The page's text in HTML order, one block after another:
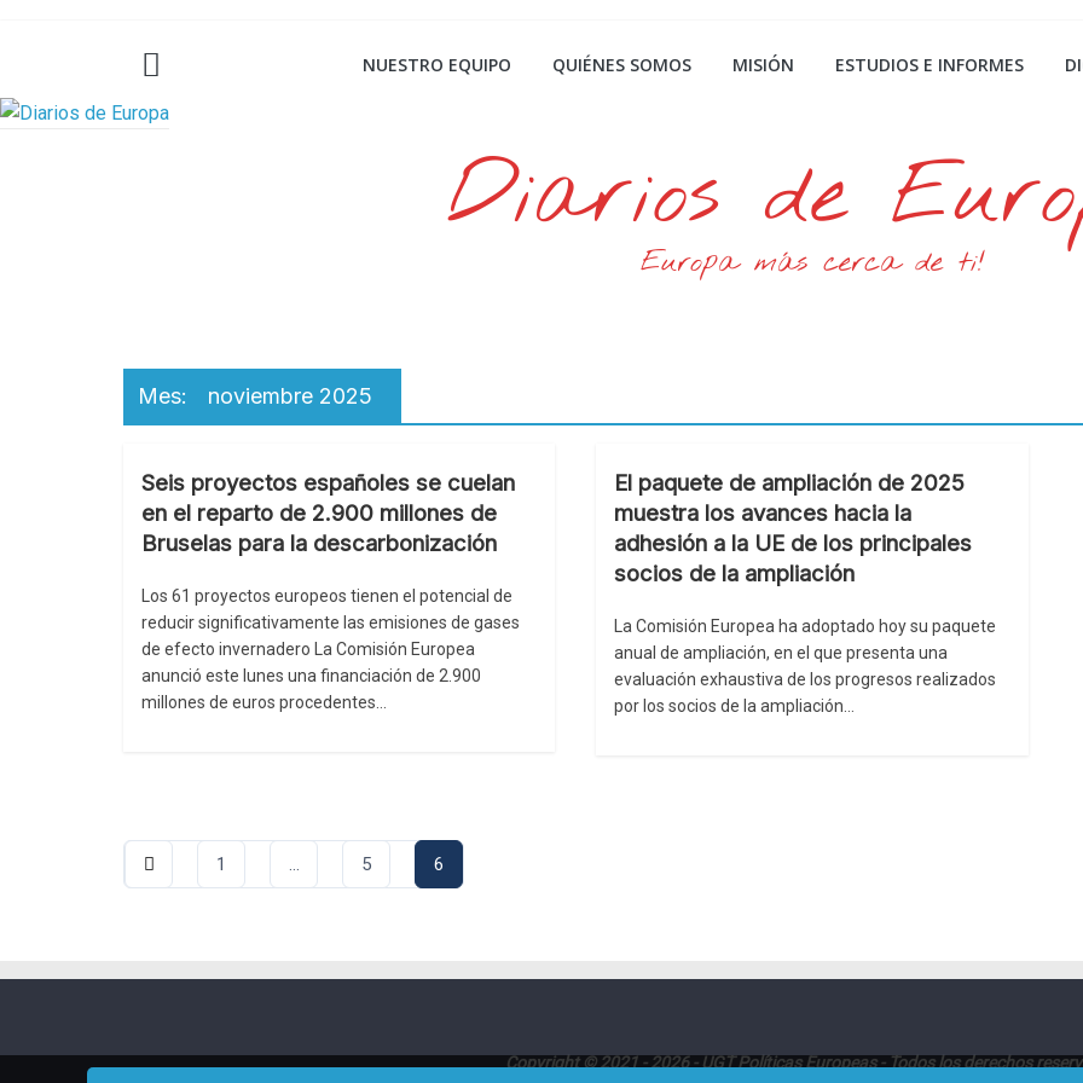
NUESTRO EQUIPO QUIÉNES SOMOS MISIÓN ESTUDIOS E INFORMES
Diarios de
Europa más cerca de ti!
Mes: noviembre 2025
Seis proyectos españoles se cuelan
en el reparto de 2.900 millones de
Bruselas para la descarbonización
Los 61 proyectos europeos tienen el potencial de
reducir significativamente las emisiones de gases
de efecto invernadero La Comisión Europea
anunció este lunes una financiación de 2.900
millones de euros procedentes…
El paquete de ampliación de 2025
muestra los avances hacia la
adhesión a la UE de los principales
socios de la ampliación
La Comisión Europea ha adoptado hoy su paquete
anual de ampliación, en el que presenta una
evaluación exhaustiva de los progresos realizados
por los socios de la ampliación…
Paginación
de
1 … 5 6
Copyright © 2021 - 2026 - UGT Políticas Europeas - Todos los derechos